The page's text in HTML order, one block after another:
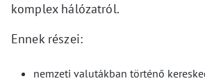
komplex hálózatról.
Ennek részei:
nemzeti valutákban történő